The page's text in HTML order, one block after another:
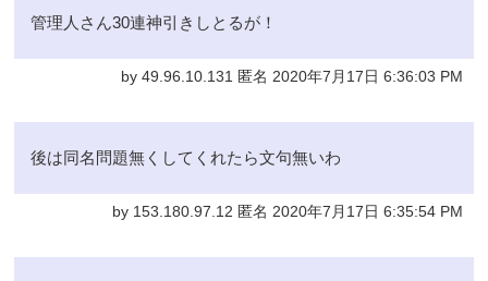
管理人さん30連神引きしとるが！
by 49.96.10.131 匿名 2020年7月17日 6:36:03 PM
後は同名問題無くしてくれたら文句無いわ
by 153.180.97.12 匿名 2020年7月17日 6:35:54 PM